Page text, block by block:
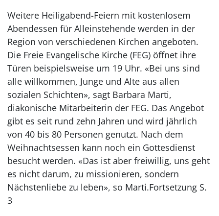
Weitere Heiligabend-Feiern mit kostenlosem
Abendessen für Alleinstehende werden in der
Region von verschiedenen Kirchen angeboten.
Die Freie Evangelische Kirche (FEG) öffnet ihre
Türen beispielsweise um 19 Uhr. «Bei uns sind
alle willkommen, Junge und Alte aus allen
sozialen Schichten», sagt Barbara Marti,
diakonische Mitarbeiterin der FEG. Das Angebot
gibt es seit rund zehn Jahren und wird jährlich
von 40 bis 80 Personen genutzt. Nach dem
Weihnachtsessen kann noch ein Gottesdienst
besucht werden. «Das ist aber freiwillig, uns geht
es nicht darum, zu missionieren, sondern
Nächstenliebe zu leben», so Marti.Fortsetzung S.
3